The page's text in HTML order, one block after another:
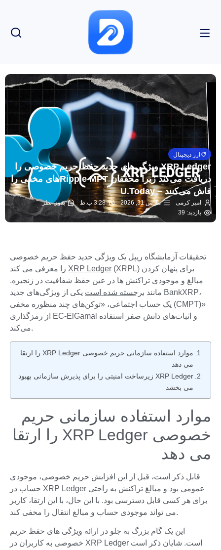
ارز دیجیتال
XRP Ledger ویژگی‌های جدید حفظ حریم خصوصی را
دریافت می‌کند زیرا محققان Ripple MPT‌های مخفی را
فاش می‌کنند – U.Today
امیر کرمی مارس 31, 2026 3:28 ب.ظ
بدون نظر
بازدید: 39
تحقیقات آزمایشگاه ریپل یک ویژگی جدید حفظ حریم خصوصی
XRP Ledger (XRPL) برای پنهان کردن
مبالغ و موجودی تراکنش ها در عین حفظ شفافیت در زنجیره.
مانند برجسته شده است یکی از ویژگی‌های جدید BankXRP،
یک حساب اجتماعی، «توکن‌های چند منظوره مخفی (CMPT)»
از رمزگذاری EC-ElGamal و اثبات‌های دانش صفر استفاده
می‌کند.
موارد استفاده سازمانی حریم خصوصی XRP Ledger را ارتقا
می دهد
XRP Ledger زیرساخت امنیتی را برای پذیرش سازمانی بهبود
می بخشد
موارد استفاده سازمانی حریم
خصوصی XRP Ledger را ارتقا
می دهد
قابل ذکر است، قبل از این افزایش حریم خصوصی، موجودی
حساب در XRP Ledger عمومی بود و مبالغ تراکنش به راحتی
برای هر کسی قابل دسترسی بود. با این حال، با این ارتقا، کاربر
می تواند موجودی حساب و مبالغ انتقال را مخفی کند.
این یک گام بزرگ به جلو در ارائه ویژگی های حفظ حریم
خصوصی به کاربران در XRP Ledger است. شایان ذکر است